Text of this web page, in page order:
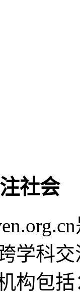
社会
学科
构包